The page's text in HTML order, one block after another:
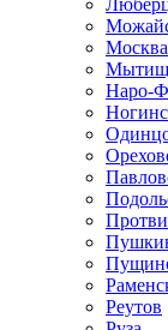
Москва
Наро-
Реутов